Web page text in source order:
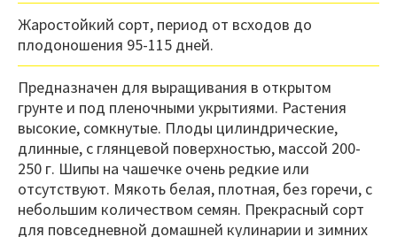
Жаростойкий сорт, период от всходов до
плодоношения 95-115 дней.
Предназначен для выращивания в открытом
грунте и под пленочными укрытиями. Растения
высокие, сомкнутые. Плоды цилиндрические,
длинные, с глянцевой поверхностью, массой 200-
250 г. Шипы на чашечке очень редкие или
отсутствуют. Мякоть белая, плотная, без горечи, с
небольшим количеством семян. Прекрасный сорт
для повседневной домашней кулинарии и зимних